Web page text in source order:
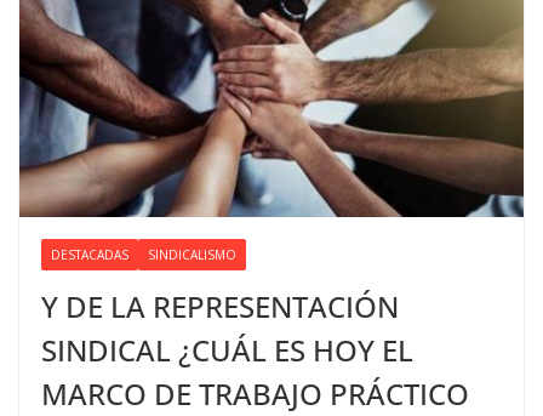
DESTACADAS SINDICALISMO
Y DE LA REPRESENTACIÓN
SINDICAL ¿CUÁL ES HOY EL
MARCO DE TRABAJO PRÁCTICO